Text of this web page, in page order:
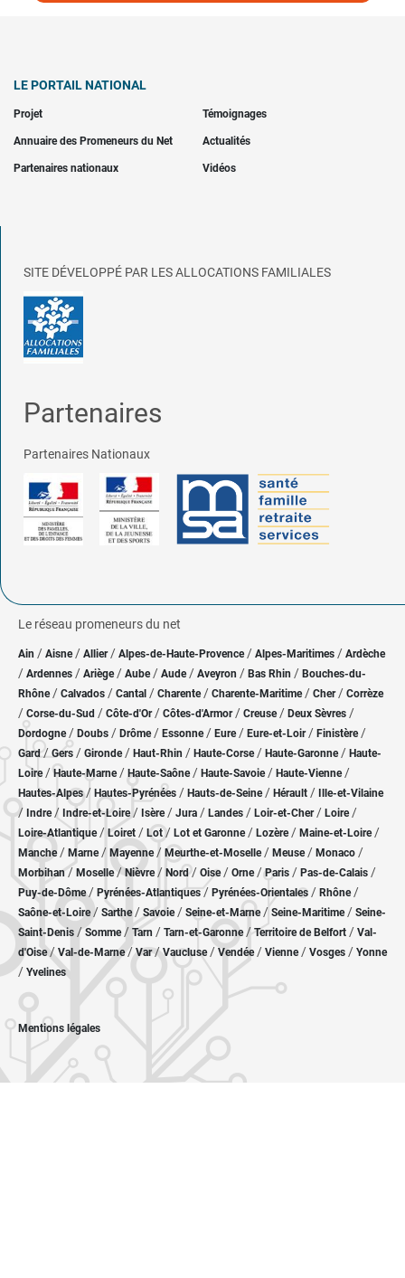
LE PORTAIL NATIONAL
Projet Témoignages
Annuaire des Promeneurs du Net Actualités
Partenaires nationaux Vidéos
SITE DÉVELOPPÉ PAR LES ALLOCATIONS FAMILIALES
Partenaires
Partenaires Nationaux
Le réseau promeneurs du net
Ain / Aisne/ Allier/ Alpes-de-Haute-Provence / Alpes-Maritimes / Ardèche
/ Ardennes / Ariège/ Aube/ Aude / Aveyron / Bas Rhin / Bouches-du-
Rhône/ Calvados / Cantal / Charente / Charente-Maritime/ Cher / Corrèze
/ Corse-du-Sud / Côte-d'Or / Côtes-d'Armor/ Creuse/ Deux Sèvres /
Dordogne/ Doubs / Drôme/ Essonne / Eure/ Eure-et-Loir / Finistère/
Gard/Gers / Gironde/ Haut-Rhin / Haute-Corse/ Haute-Garonne/ Haute-
Loire/Haute-Marne/ Haute-Saône/ Haute-Savoie/ Haute-Vienne/
Hautes-Alpes/ Hautes-Pyrénées / Hauts-de-Seine/ Hérault / Ille-et-Vilaine
/ Indre/ Indre-et-Loire/ Isère/ Jura / Landes / Loir-et-Cher/ Loire/
Loire-Atlantique/ Loiret / Lot/ Lot et Garonne/ Lozère / Maine-et-Loire/
Manche/ Marne/ Mayenne/ Meurthe-et-Moselle/ Meuse/ Monaco /
Morbihan/ Moselle/ Nièvre / Nord/ Oise / Orne/Paris / Pas-de-Calais /
Puy-de-Dôme/ Pyrénées-Atlantiques / Pyrénées-Orientales / Rhône/
Saône-et-Loire/ Sarthe/ Savoie/ Seine-et-Marne/ Seine-Maritime/ Seine-
Saint-Denis /Somme/ Tarn / Tarn-et-Garonne/Territoire de Belfort / Val-
d'Oise/ Val-de-Marne/Var/Vaucluse/ Vendée/ Vienne/ Vosges / Yonne
/ Yvelines
Mentions légales